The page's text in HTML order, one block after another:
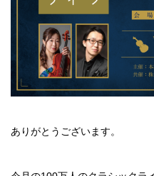
ありがとうございます。